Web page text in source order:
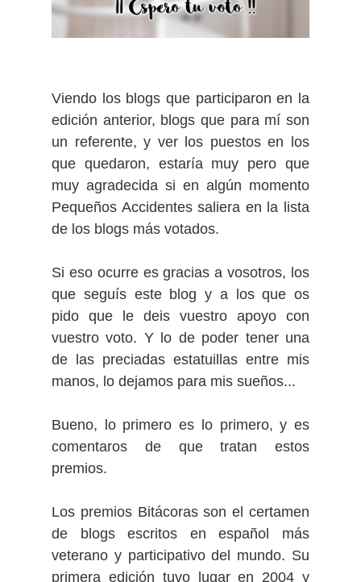
Viendo los blogs que participaron en la
edición anterior, blogs que para mí son
un referente, y ver los puestos en los
que quedaron, estaría muy pero que
muy agradecida si en algún momento
Pequeños Accidentes saliera en la lista
de los blogs más votados.
Si eso ocurre es gracias a vosotros, los
que seguís este blog y a los que os
pido que le deis vuestro apoyo con
vuestro voto. Y lo de poder tener una
de las preciadas estatuillas entre mis
manos, lo dejamos para mis sueños...
Bueno, lo primero es lo primero, y es
comentaros de que tratan estos
premios.
Los premios Bitácoras son el certamen
de blogs escritos en español más
veterano y participativo del mundo. Su
primera edición tuvo lugar en 2004 y